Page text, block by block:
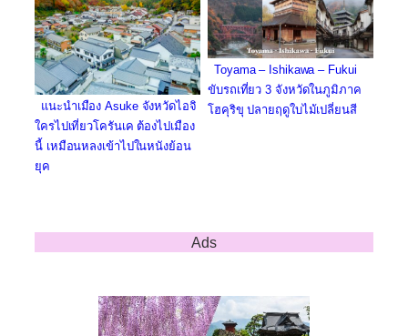
แนะนำเมือง Asuke จังหวัดไอจิ
ใครไปเที่ยวโครันเค ต้องไปเมือง
นี้ เหมือนหลงเข้าไปในหนังย้อน
ยุค
Toyama – Ishikawa – Fukui
ขับรถเที่ยว 3 จังหวัดในภูมิภาค
โฮคุริขุ ปลายฤดูใบไม้เปลี่ยนสี
Ads